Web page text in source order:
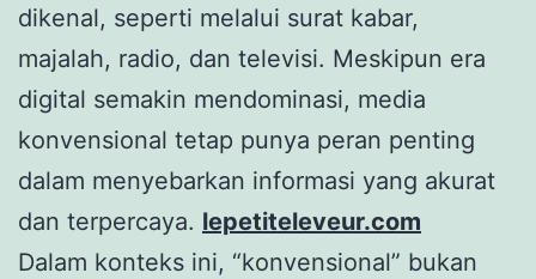
dikenal, seperti melalui surat kabar,
majalah, radio, dan televisi. Meskipun era
digital semakin mendominasi, media
konvensional tetap punya peran penting
dalam menyebarkan informasi yang akurat
dan terpercaya. lepetiteleveur.com
Dalam konteks ini, “konvensional” bukan